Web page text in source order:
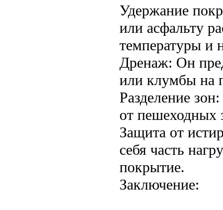
Удержание
или асфальту
температуры и
Дренаж: Он
или клумбы на
Разделение
от пешеходных
Защита от
себя часть
покрытие.
Заключение: